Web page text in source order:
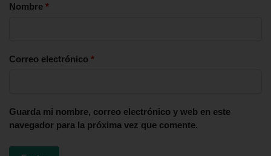
Nombre *
Correo electrónico *
Guarda mi nombre, correo electrónico y web en este
navegador para la próxima vez que comente.